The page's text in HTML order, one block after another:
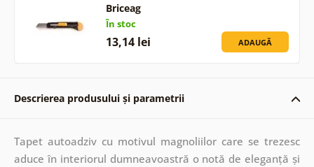
Briceag
În stoc
13,14 lei ADAUGĂ
Descrierea produsului și parametrii
Tapet autoadziv cu motivul magnoliilor care se trezesc
aduce în interiorul dumneavoastră o notă de eleganță și